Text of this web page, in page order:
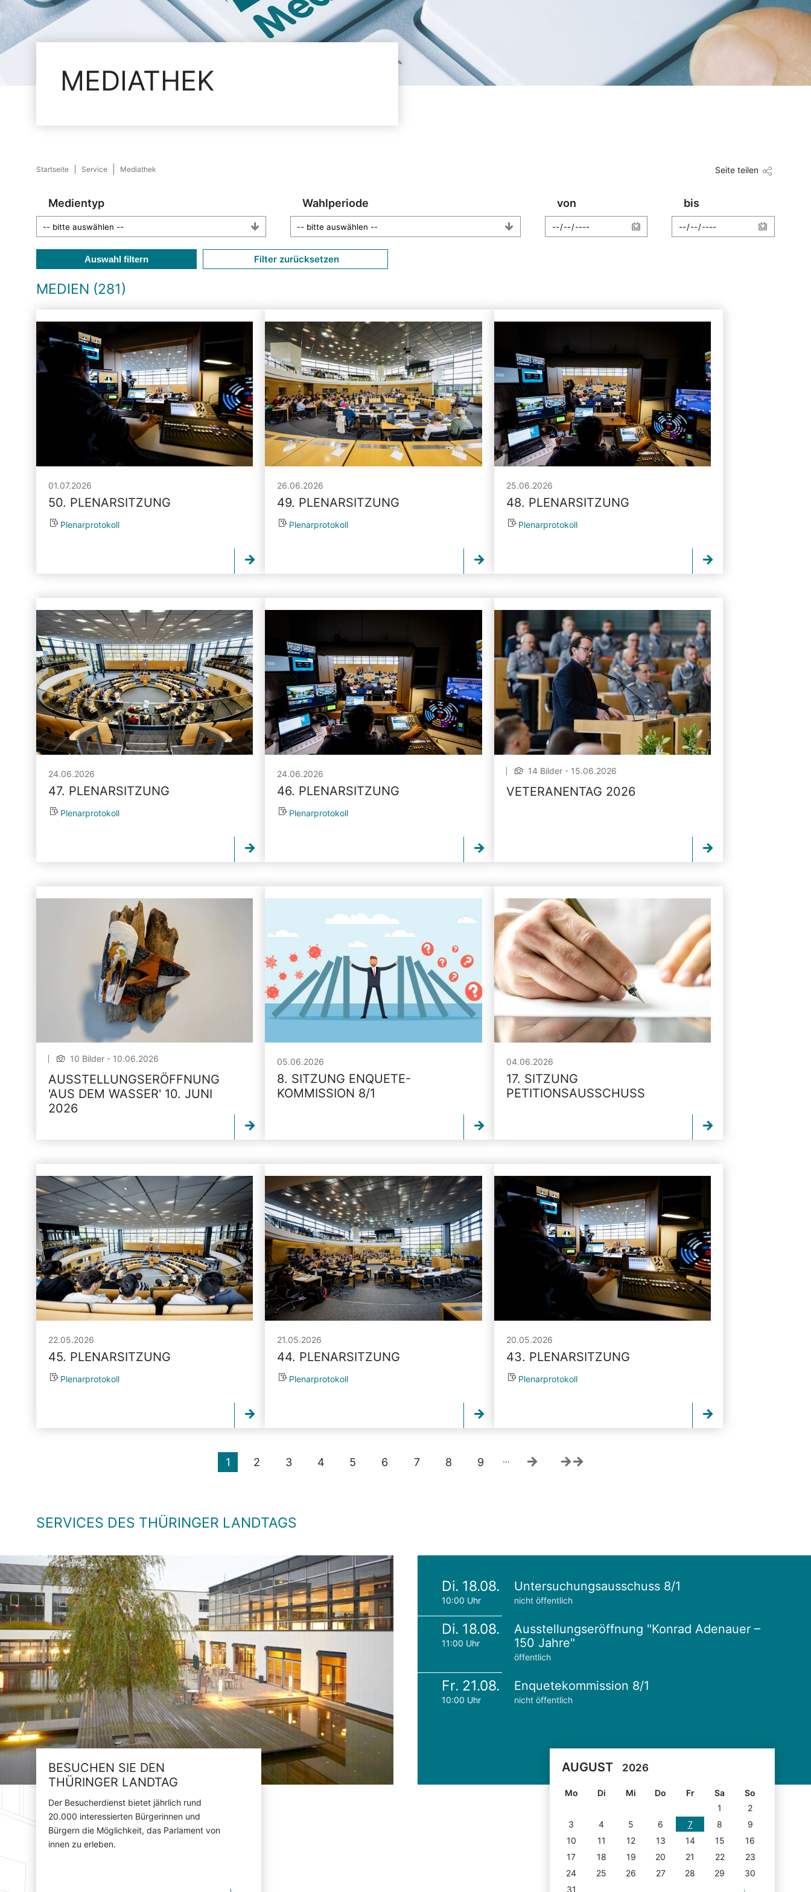
MEDIATHEK
Startseite Service Mediathek Seite teilen
Medientyp Wahlperiode von bis
Auswahl filtern Filter zurücksetzen
MEDIEN (281)
01.07.2026
50. PLENARSITZUNG
Plenarprotokoll
26.06.2026
49. PLENARSITZUNG
Plenarprotokoll
25.06.2026
48. PLENARSITZUNG
Plenarprotokoll
24.06.2026
47. PLENARSITZUNG
Plenarprotokoll
24.06.2026
46. PLENARSITZUNG
Plenarprotokoll
14 Bilder - 15.06.2026
VETERANENTAG 2026
10 Bilder - 10.06.2026
AUSSTELLUNGSERÖFFNUNG
'AUS DEM WASSER' 10. JUNI
2026
05.06.2026
8. SITZUNG ENQUETE-
KOMMISSION 8/1
04.06.2026
17. SITZUNG
PETITIONSAUSSCHUSS
22.05.2026
45. PLENARSITZUNG
Plenarprotokoll
21.05.2026
44. PLENARSITZUNG
Plenarprotokoll
20.05.2026
43. PLENARSITZUNG
Plenarprotokoll
1 2 3 4 5 6 7 8 9 …
SERVICES DES THÜRINGER LANDTAGS
BESUCHEN SIE DEN
THÜRINGER LANDTAG
Der Besucherdienst bietet jährlich rund
20.000 interessierten Bürgerinnen und
Bürgern die Möglichkeit, das Parlament von
innen zu erleben.
Di. 18.08.
10:00 Uhr
Untersuchungsausschuss 8/1
nicht öffentlich
Di. 18.08.
11:00 Uhr
Ausstellungseröffnung "Konrad Adenauer –
150 Jahre"
öffentlich
Fr. 21.08.
10:00 Uhr
Enquetekommission 8/1
nicht öffentlich
AUGUST 2026
Mo Di Mi Do Fr Sa
So
1
2
3
4 5 6 7 8
9
10
11 12 13 14 15
16
17
18 19 20 21 22
23
24
25 26 27 28 29
30
31